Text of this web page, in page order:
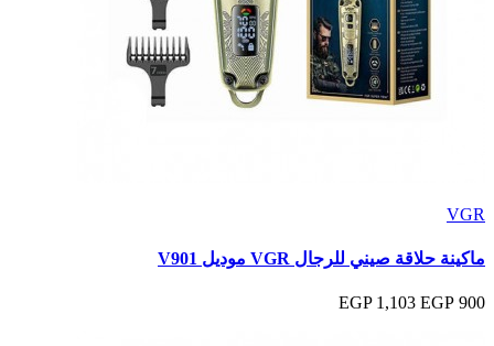
VGR
ماكينة حلاقة صيني للرجال VGR موديل V901
900 EGP
1,103 EGP